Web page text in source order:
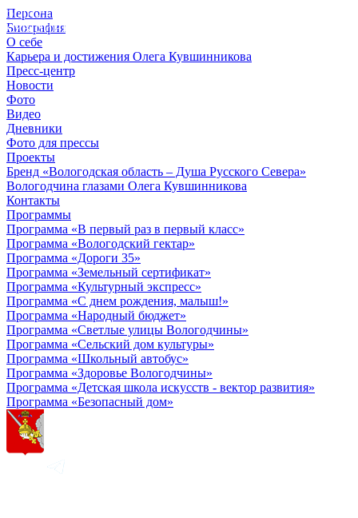
Персона
Биография
О себе
Карьера и достижения Олега Кувшинникова
Пресс-центр
Новости
Фото
Видео
Дневники
Фото для прессы
Проекты
Бренд «Вологодская область – Душа Русского Севера»
Вологодчина глазами Олега Кувшинникова
Контакты
Программы
Программа «В первый раз в первый класс»
Программа «Вологодский гектар»
Программа «Дороги 35»
Программа «Земельный сертификат»
Программа «Культурный экспресс»
Программа «С днем рождения, малыш!»
Программа «Народный бюджет»
Программа «Светлые улицы Вологодчины»
Программа «Сельский дом культуры»
Программа «Школьный автобус»
Программа «Здоровье Вологодчины»
Программа «Детская школа искусств - вектор развития»
Программа «Безопасный дом»
© 2012 - 2023,
КУВШИННИКОВ О.А.